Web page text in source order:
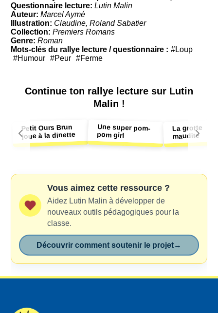
Questionnaire lecture:Lutin Malin
Auteur:Marcel Aymé
Illustration: Claudine, Roland Sabatier
Collection:Premiers Romans
Genre:Roman
Mots-clés du rallye lecture / questionnaire : #Loup
#Humour
#Peur #Ferme
Continue ton rallye lecture sur Lutin
Malin !
Petit Ours Brun
joue à la dinette
Une super pom-
pom girl
La grotte
maudite
Vous aimez cette ressource ?
Aidez Lutin Malin à développer de
nouveaux outils pédagogiques pour la
classe.
Découvrir comment soutenir le projet→